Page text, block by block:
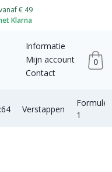
€ 49
Klarna
Informatie
Mijn account
Contact
0
Verstappen
Formule
1